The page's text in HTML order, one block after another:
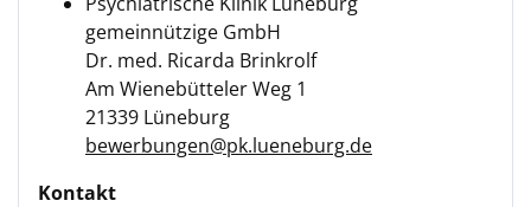
gemeinnützige GmbH
Dr. med. Ricarda Brinkrolf
Am Wienebütteler Weg 1
21339 Lüneburg
bewerbungen@pk.lueneburg.de
Kontakt